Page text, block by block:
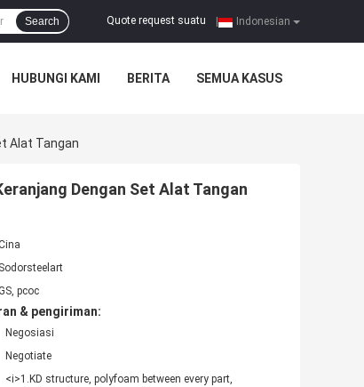
Indonesian
Quote request suatu
Search
HUBUNGI KAMI BERITA SEMUA KASUS
Alat Tangan
Dengan Set Alat Tangan
Sodorsteelart
pcoc
& pengiriman:
Negosiasi
Negotiate
<i>1.KD structure, polyfoam between every part,